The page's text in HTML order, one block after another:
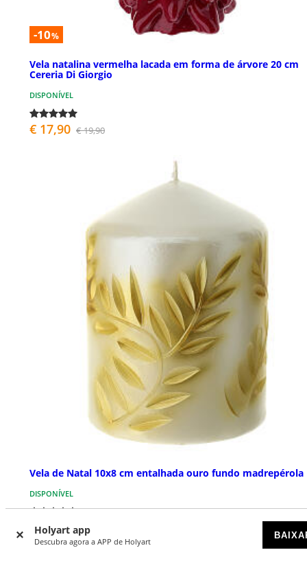
Holyart app
Descubra agora a APP de Holyart
-10%
Vela natalina vermelha lacada em forma de árvore 20 cm
Cereria Di Giorgio
DISPONÍVEL
€ 17,90 € 19,90
Vela de Natal 10x8 cm entalhada ouro fundo madrepérola
DISPONÍVEL
€ 25,90